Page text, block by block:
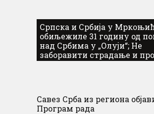
Српска и Србија у
обиљежиле 31 годину од
над Србима у „Олуји“; Не
заборавити страдање и
Савез Срба из региона
Програм рада